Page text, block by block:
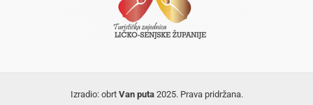
Izradio: obrt Van puta2025. Prava pridržana.